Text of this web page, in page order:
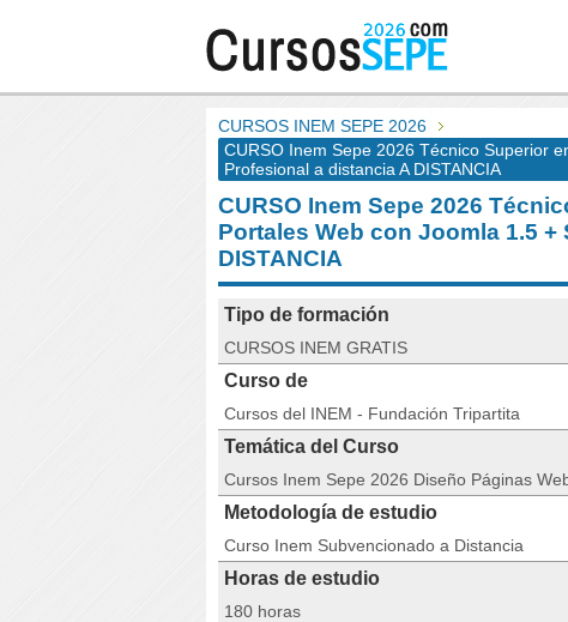
CURSOS INEM SEPE 2026
CURSO Inem Sepe 2026 Técnico Superior
Profesional a distancia A DISTANCIA
CURSO Inem Sepe 2026
Portales Web con Joomla 1.5
DISTANCIA
Tipo de formación
CURSOS INEM GRATIS
Curso de
Cursos del INEM - Fundación Tripartita
Temática del Curso
Cursos Inem Sepe 2026 Diseño Páginas
Metodología de estudio
Curso Inem Subvencionado a Distancia
Horas de estudio
180 horas